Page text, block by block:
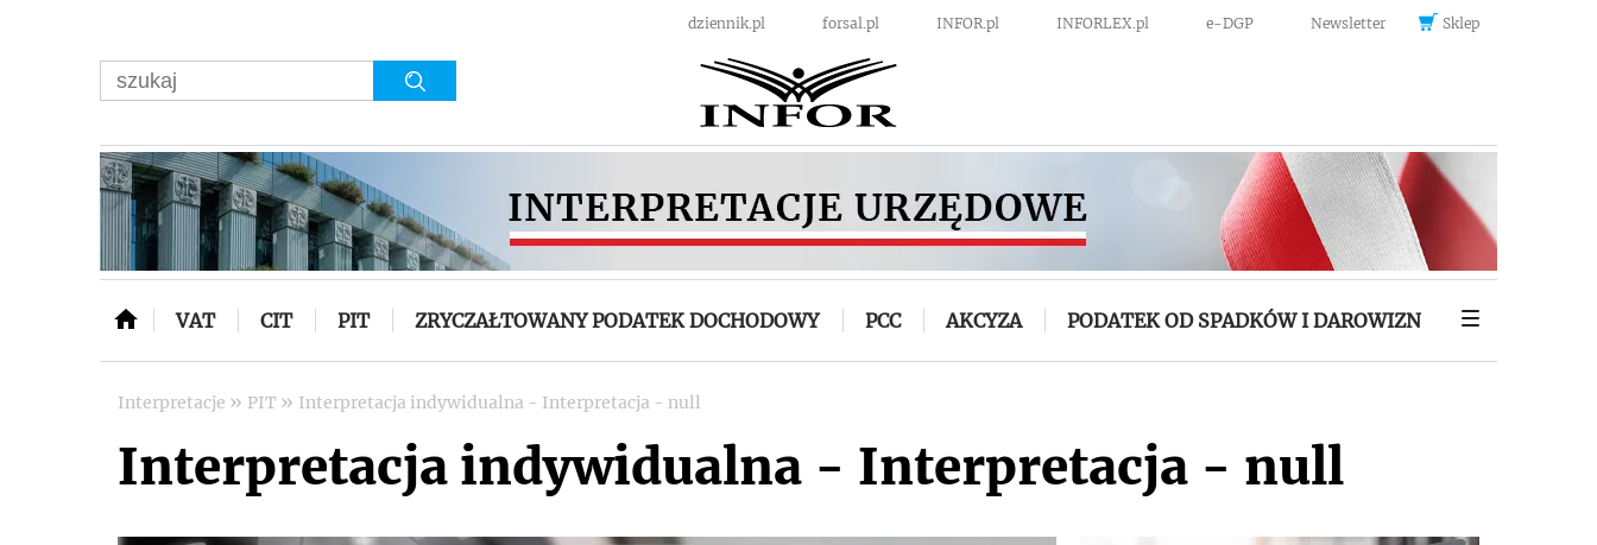
dziennik.pl forsal.pl INFOR.pl INFORLEX.pl e-DGP Newsletter Sklep
VAT CIT PIT ZRYCZAŁTOWANY PODATEK DOCHODOWY PCC AKCYZA PODATEK OD SPADKÓW I DAROWIZN
Interpretacje » PIT » Interpretacja indywidualna - Interpretacja - null
Interpretacja indywidualna - Interpretacja - null